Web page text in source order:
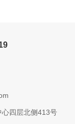
四层北侧413号